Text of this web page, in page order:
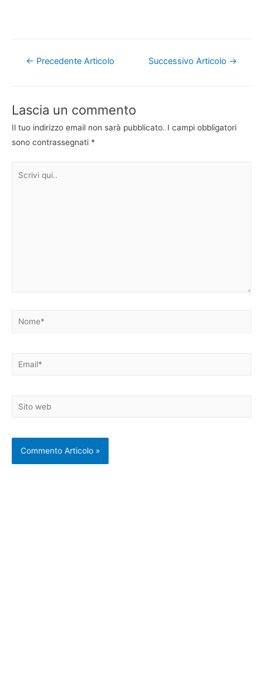
Navigazione
← Precedente Articolo Successivo Articolo →
Lascia un commento
Il tuo indirizzo email non sarà pubblicato. I campi obbligatori
sono contrassegnati *
Nome*
Email*
Sito